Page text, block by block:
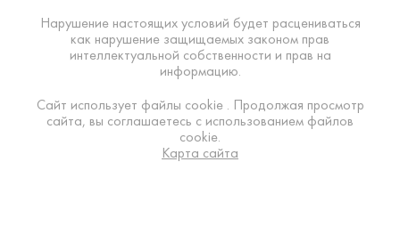
Нарушение настоящих условий будет расцениваться
как нарушение защищаемых законом прав
интеллектуальной собственности и прав на
информацию.
Сайт использует файлы cookie . Продолжая просмотр
сайта, вы соглашаетесь с использованием файлов
cookie.
Карта сайта